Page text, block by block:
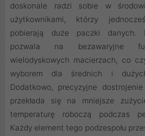
doskonale radzi sobie w
użytkownikami, którzy
pobierają duże paczki danych.
pozwala na bezawaryjne
wielodyskowych macierzach, co
wyborem dla średnich i
Dodatkowo, precyzyjne
przekłada się na mniejsze
temperaturę roboczą podczas
Każdy element tego podzespołu